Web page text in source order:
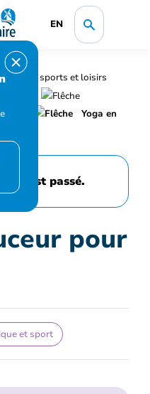
EN
culture, sports et loisirs
Yoga en
est passé.
pour
et sport